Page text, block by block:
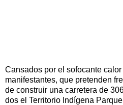
Cansados por el sofocante calor
manifestantes, que pretenden
de construir una carretera de
dos el Territorio Indígena